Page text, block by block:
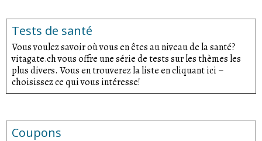
Tests de santé
Vous voulez savoir où vous en êtes au niveau de la santé?
vitagate.ch vous offre une série de tests sur les thèmes les
plus divers. Vous en trouverez la liste en cliquant ici –
choisissez ce qui vous intéresse!
Coupons